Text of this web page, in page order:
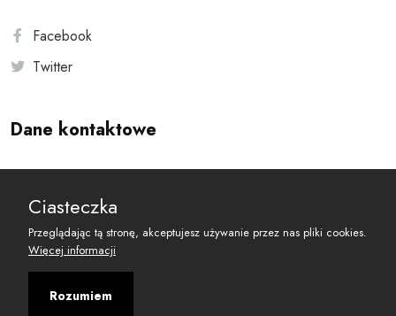
Facebook
Twitter
Dane kontaktowe
reset@resetobywatelski.pl
Ciasteczka
Przeglądając tą stronę, akceptujesz używanie przez nas pliki cookies.
Więcej informacji
Rozumiem